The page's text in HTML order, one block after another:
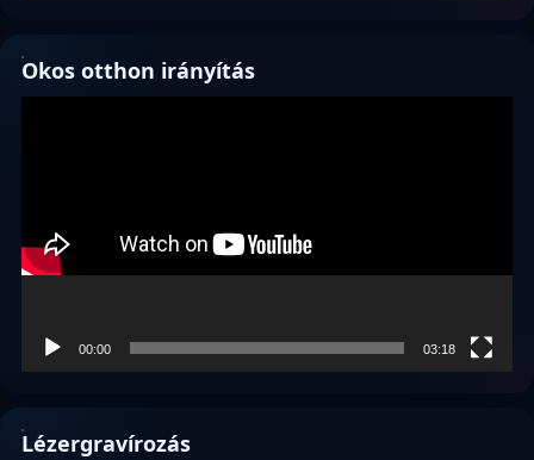
Okos otthon irányítás
00:00 03:18
Lézergravírozás